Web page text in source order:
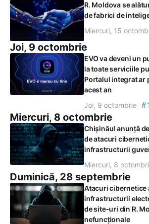
R. Moldova se
de fabrici de
Miercuri, 15
Joi, 9 octombrie
EVO va deveni un
la toate serviciile
Portalul integrat ar
acest an
Joi, 9 octombrie #
Miercuri, 8 octombrie
Chișinăul anunță
de atacuri
infrastructurii
Miercuri, 8
Duminică, 28 septembrie
Atacuri cibernetice
infrastructurii
de site-uri din R.
nefuncționale